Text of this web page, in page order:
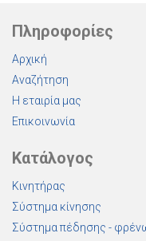
Πληροφορίες
Αρχική
Αναζήτηση
Η εταιρία μας
Επικοινωνία
Κατάλογος
Κινητήρας
Σύστημα κίνησης
Σύστημα πέδησης -